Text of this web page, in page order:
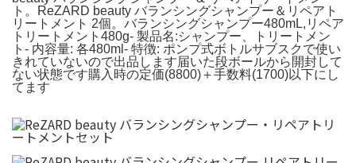
ト。ReZARD beauty バランシングシャンプー＆リペアト
リートメント 2個。バランシングシャンプー480mL,リペア
トリートメント480g- 製品名:シャンプー、トリートメン
ト- 内容量: 各480ml- 特徴: ポンプ式ボトルサブスクで使い
きれていないので出品します届いた段ボールから開封して
ない状態です購入時の定価(8800)＋手数料(1700)以下にし
てます